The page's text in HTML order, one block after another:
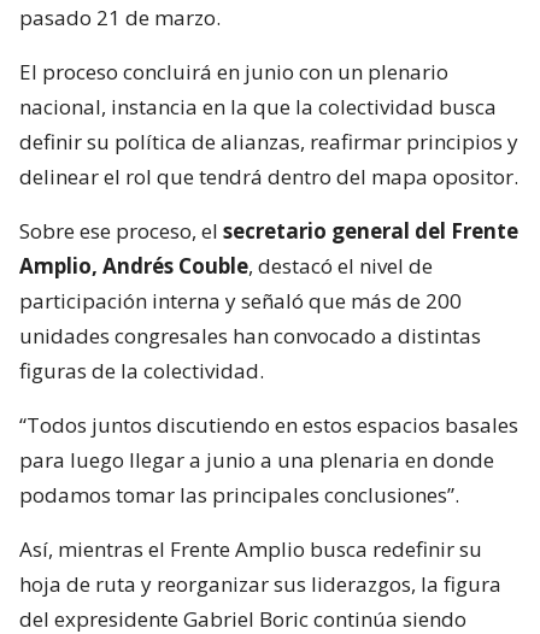
pasado 21 de marzo.
El proceso concluirá en junio con un plenario
nacional, instancia en la que la colectividad busca
definir su política de alianzas, reafirmar principios y
delinear el rol que tendrá dentro del mapa opositor.
Sobre ese proceso, el secretario general del Frente
Amplio, Andrés Couble, destacó el nivel de
participación interna y señaló que más de 200
unidades congresales han convocado a distintas
figuras de la colectividad.
“Todos juntos discutiendo en estos espacios basales
para luego llegar a junio a una plenaria en donde
podamos tomar las principales conclusiones”.
Así, mientras el Frente Amplio busca redefinir su
hoja de ruta y reorganizar sus liderazgos, la figura
del expresidente Gabriel Boric continúa siendo